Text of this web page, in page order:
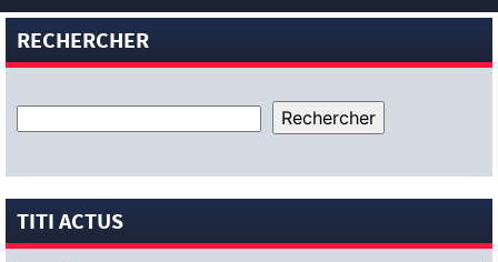
RECHERCHER
TITI ACTUS